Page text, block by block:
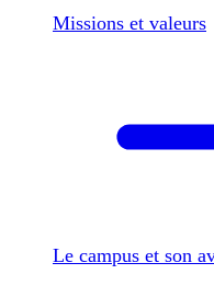
Missions et valeurs
Le campus et son